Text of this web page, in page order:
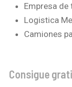
Empresa
Logistica
Camiones
Consigue